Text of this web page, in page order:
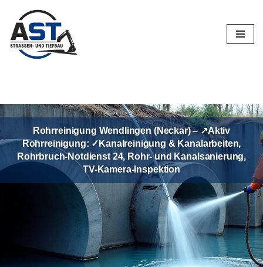
Zum
Inhalt
springen
Rohrreinigung Wendlingen (Neckar) – ↗️Aktiv
Rohrreinigung: ✓Kanalreinigung & Kanalarbeiten,
Rohrbruch-Notdienst 24, Rohr- und Kanalsanierung,
TV-Kamera-Inspektion